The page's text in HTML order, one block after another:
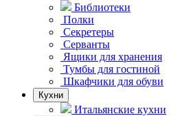
Библиотеки
Полки
Секретеры
Серванты
Ящики для хранения
Тумбы для гостиной
Шкафчики для обуви
Кухни
Итальянские кухни